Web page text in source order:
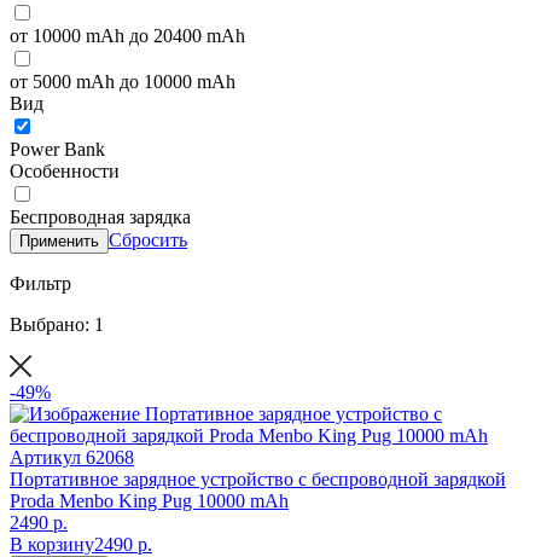
от 10000 mAh до 20400 mAh
от 5000 mAh до 10000 mAh
Вид
Power Bank
Особенности
Беспроводная зарядка
Применить Сбросить
Фильтр
Выбрано: 1
-49%
Артикул 62068
Портативное зарядное устройство с беспроводной зарядкой
Proda Menbo King Pug 10000 mAh
2490 р.
В корзину2490 р.